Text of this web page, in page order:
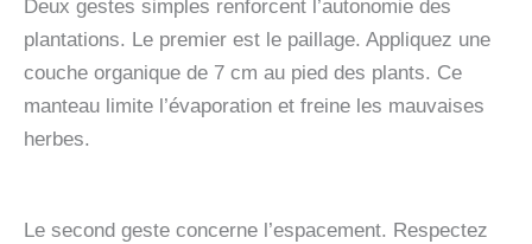
Deux gestes simples renforcent l’autonomie des
plantations. Le premier est le paillage. Appliquez une
couche organique de 7 cm au pied des plants. Ce
manteau limite l’évaporation et freine les mauvaises
herbes.
Le second geste concerne l’espacement. Respectez